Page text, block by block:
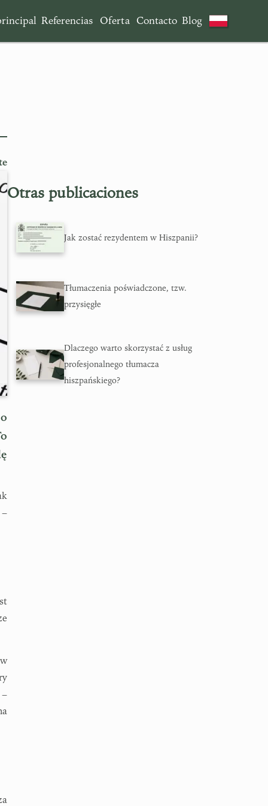
Referencias Oferta Contacto Blog
Otras publicaciones
Jak zostać rezydentem w Hiszpanii?
Tłumaczenia poświadczone, tzw.
przysięgłe
Dlaczego warto skorzystać z usług
profesjonalnego tłumacza
hiszpańskiego?